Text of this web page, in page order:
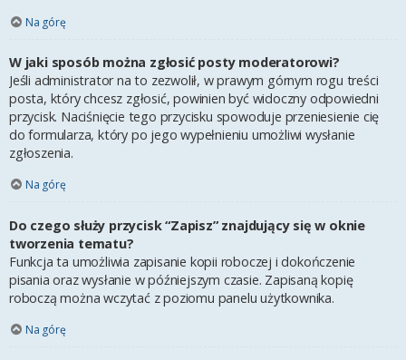
Na górę
W jaki sposób można zgłosić posty moderatorowi?
Jeśli administrator na to zezwolił, w prawym górnym rogu treści
posta, który chcesz zgłosić, powinien być widoczny odpowiedni
przycisk. Naciśnięcie tego przycisku spowoduje przeniesienie cię
do formularza, który po jego wypełnieniu umożliwi wysłanie
zgłoszenia.
Na górę
Do czego służy przycisk “Zapisz” znajdujący się w oknie
tworzenia tematu?
Funkcja ta umożliwia zapisanie kopii roboczej i dokończenie
pisania oraz wysłanie w późniejszym czasie. Zapisaną kopię
roboczą można wczytać z poziomu panelu użytkownika.
Na górę